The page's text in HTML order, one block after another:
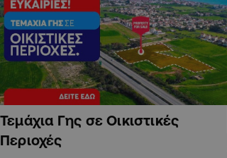
Τεμάχια Γης σε Οικιστικές
Περιοχές